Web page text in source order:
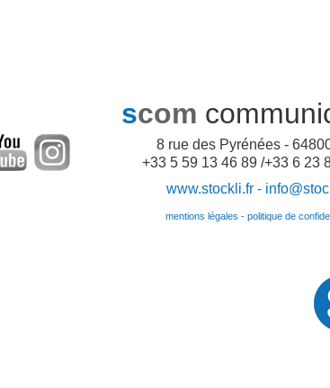
scom
8 rue des Pyrénées -
+33 5 59 13 46 89 /+33 6 23
www.stockli.fr -
mentions légales - politique de